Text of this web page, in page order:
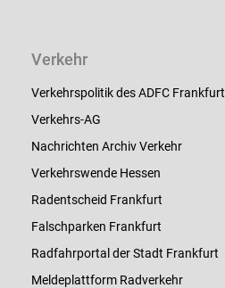
Verkehr
Verkehrspolitik des ADFC Frankfurt
Verkehrs-AG
Nachrichten Archiv Verkehr
Verkehrswende Hessen
Radentscheid Frankfurt
Falschparken Frankfurt
Radfahrportal der Stadt Frankfurt
Meldeplattform Radverkehr